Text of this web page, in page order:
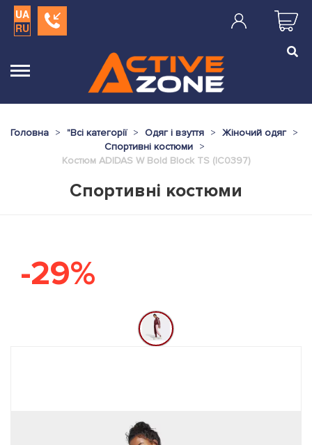
UA
RU
Головна "Всі категорії Одяг і взуття
Жіночий одяг
Спортивні костюми
Костюм ADIDAS W Bold Block TS (IC0397)
Спортивні костюми
-29%